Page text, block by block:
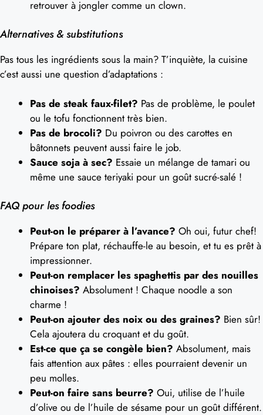
retrouver à jongler comme un clown.
Alternatives & substitutions
Pas tous les ingrédients sous la main? T’inquiète, la cuisine
c’est aussi une question d’adaptations :
Pas de steak faux-filet? Pas de problème, le poulet
ou le tofu fonctionnent très bien.
Pas de brocoli? Du poivron ou des carottes en
bâtonnets peuvent aussi faire le job.
Sauce soja à sec? Essaie un mélange de tamari ou
même une sauce teriyaki pour un goût sucré-salé !
FAQ pour les foodies
Peut-on le préparer à l’avance? Oh oui, futur chef!
Prépare ton plat, réchauffe-le au besoin, et tu es prêt à
impressionner.
Peut-on remplacer les spaghettis par des nouilles
chinoises? Absolument ! Chaque noodle a son
charme !
Peut-on ajouter des noix ou des graines? Bien sûr!
Cela ajoutera du croquant et du goût.
Est-ce que ça se congèle bien? Absolument, mais
fais attention aux pâtes : elles pourraient devenir un
peu molles.
Peut-on faire sans beurre? Oui, utilise de l’huile
d’olive ou de l’huile de sésame pour un goût différent.